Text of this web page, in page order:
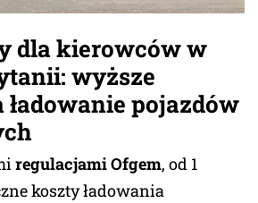
dla kierowców w
wyższe
pojazdów
regulacjami Ofgem, od 1
koszty ładowania